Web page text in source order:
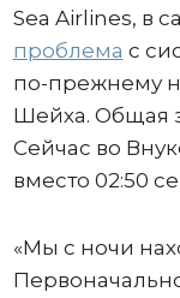
Sea Airlines, в
проблема с
по-прежнему
Шейха. Общая
Сейчас во
вместо 02:50
«Мы с ночи